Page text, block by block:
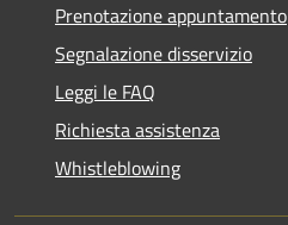
Prenotazione appuntamento
Segnalazione disservizio
Leggi le FAQ
Richiesta assistenza
Whistleblowing